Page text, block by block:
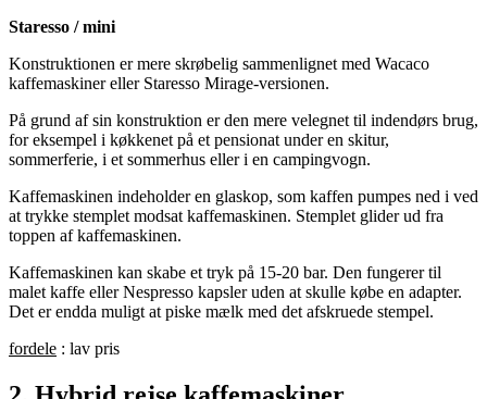
Staresso / mini
Konstruktionen er mere skrøbelig sammenlignet med Wacaco
kaffemaskiner eller Staresso Mirage-versionen.
På grund af sin konstruktion er den mere velegnet til indendørs brug,
for eksempel i køkkenet på et pensionat under en skitur,
sommerferie, i et sommerhus eller i en campingvogn.
Kaffemaskinen indeholder en glaskop, som kaffen pumpes ned i ved
at trykke stemplet modsat kaffemaskinen. Stemplet glider ud fra
toppen af kaffemaskinen.
Kaffemaskinen kan skabe et tryk på 15-20 bar. Den fungerer til
malet kaffe eller Nespresso kapsler uden at skulle købe en adapter.
Det er endda muligt at piske mælk med det afskruede stempel.
fordele : lav pris